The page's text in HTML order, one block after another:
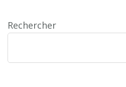
Rechercher